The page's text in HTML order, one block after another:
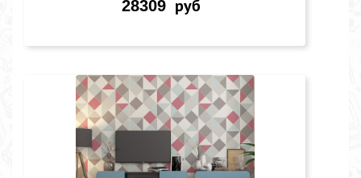
28309 руб